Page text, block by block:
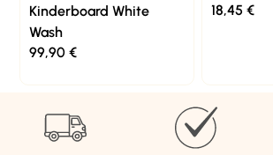
Kinderboard White
Wash
99,90€
18,45 €